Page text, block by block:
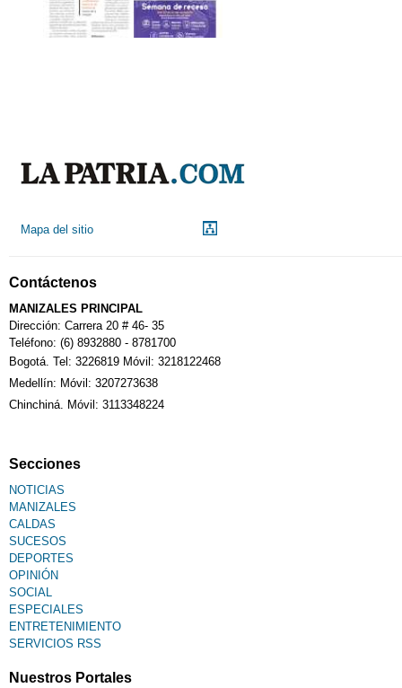
Mapa del sitio
Contáctenos
MANIZALES PRINCIPAL
Dirección: Carrera 20 # 46- 35
Teléfono: (6) 8932880 - 8781700
Bogotá. Tel: 3226819 Móvil: 3218122468
Medellín: Móvil: 3207273638
Chinchiná. Móvil: 3113348224
Secciones
NOTICIAS
MANIZALES
CALDAS
SUCESOS
DEPORTES
OPINIÓN
SOCIAL
ESPECIALES
ENTRETENIMIENTO
SERVICIOS RSS
Nuestros Portales